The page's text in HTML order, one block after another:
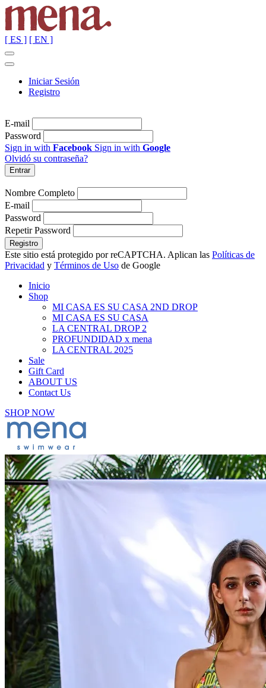
[ ES ] [ EN ]
Iniciar Sesión
Registro
E-mail
Password
Sign in with Facebook Sign in with Google
Olvidó su contraseña?
Nombre Completo
E-mail
Password
Repetir Password
Este sitio está protegido por reCAPTCHA. Aplican las Políticas de
Privacidad y Términos de Uso de Google
Inicio
Shop
MI CASA ES SU CASA 2ND DROP
MI CASA ES SU CASA
LA CENTRAL DROP 2
PROFUNDIDAD x mena
LA CENTRAL 2025
Sale
Gift Card
ABOUT US
Contact Us
SHOP NOW